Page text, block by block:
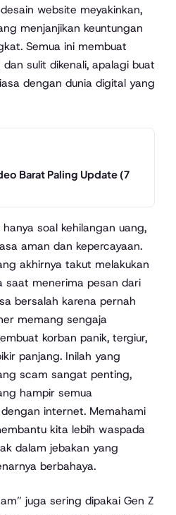
website meyakinkan,
menjanjikan keuntungan
Semua ini membuat
sulit dikenali, apalagi buat
dengan dunia digital yang
Barat Paling Update (7
soal kehilangan uang,
aman dan kepercayaan.
akhirnya takut melakukan
saat menerima pesan dari
bersalah karena pernah
memang sengaja
korban panik, tergiur,
panjang. Inilah yang
scam sangat penting,
hampir semua
internet. Memahami
kita lebih waspada
dalam jebakan yang
berbahaya.
juga sering dipakai Gen Z